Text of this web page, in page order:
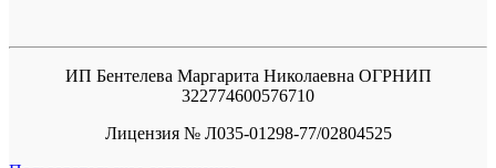
ИП Бентелева Маргарита Николаевна ОГРНИП
322774600576710
Лицензия № Л035-01298-77/02804525